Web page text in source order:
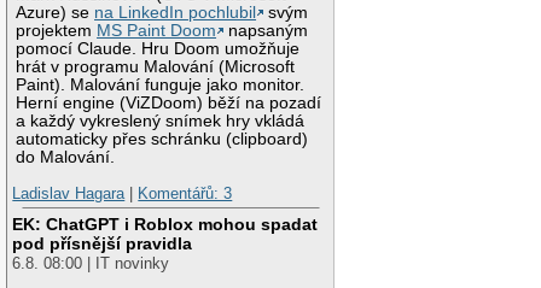
Azure) se na LinkedIn pochlubil
svým
projektem MS Paint Doom
napsaným
pomocí Claude. Hru Doom umožňuje
hrát v programu Malování (Microsoft
Paint). Malování funguje jako monitor.
Herní engine (ViZDoom) běží na pozadí
a každý vykreslený snímek hry vkládá
automaticky přes schránku (clipboard)
do Malování.
Ladislav Hagara
Komentářů: 3
EK: ChatGPT i Roblox mohou spadat
pod přísnější pravidla
6.8. 08:00 | IT novinky